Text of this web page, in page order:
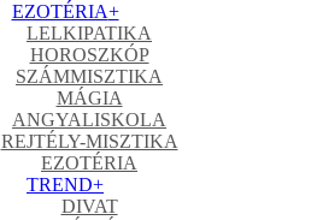
EZOTÉRIA+
LELKIPATIKA
HOROSZKÓP
SZÁMMISZTIKA
MÁGIA
ANGYALISKOLA
REJTÉLY-MISZTIKA
EZOTÉRIA
TREND+
DIVAT